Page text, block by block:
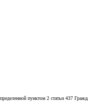
пунктом 2 статьи 437